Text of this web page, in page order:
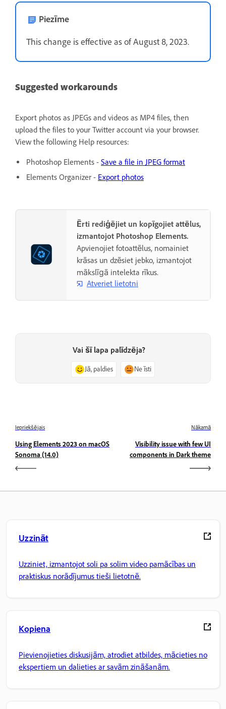
Piezīme
This change is effective as of August 8, 2023.
Suggested workarounds
Export photos as JPEGs and videos as MP4 files, then
upload the files to your Twitter account via your browser.
View the following Help resources:
Photoshop Elements - Save a file in JPEG format
Elements Organizer - Export photos
Ērti rediģējiet un kopīgojiet attēlus,
izmantojot Photoshop Elements.
Apvienojiet fotoattēlus, nomainiet
krāsas un dzēsiet jebko, izmantojot
mākslīgā intelekta rīkus.
Atveriet lietotni
Vai šī lapa palīdzēja?
Jā, paldies Ne īsti
Iepriekšējais
Using Elements 2023 on macOS
Sonoma (14.0)
Nākamā
Visibility issue with few UI
components in Dark theme
Uzzināt
Uzziniet, izmantojot soli pa solim video pamācības un
praktiskus norādījumus tieši lietotnē.
Kopiena
Pievienojieties diskusijām, atrodiet atbildes, mācieties no
ekspertiem un dalieties ar savām zināšanām.